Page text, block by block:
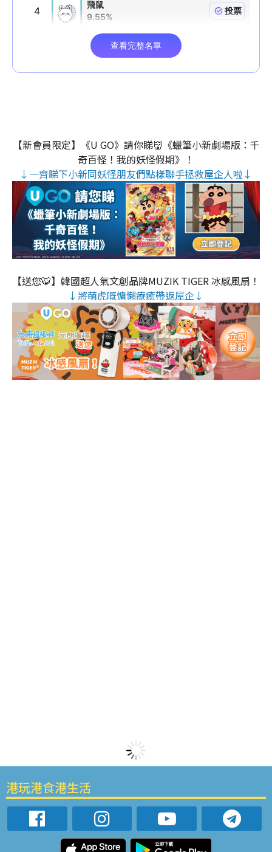
【新會員限定】《U GO》請你睇👹《蠟筆小新劇場版：千
奇百怪！我的妖怪假期》！
↓一齊睇下小新同妖怪朋友們點樣聯手拯救屋企人啦↓
【送您🐯】韓國超人氣文創品牌MUZIK TIGER 冰感風扇！
↓將萌虎嘅慵懶療癒帶返屋企↓
港玩港食港生活